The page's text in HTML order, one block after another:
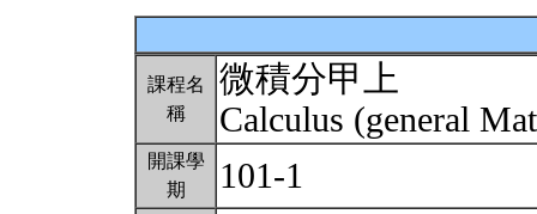
課程名
稱
微積分甲上
Calculus (general
開課學
期
101-1